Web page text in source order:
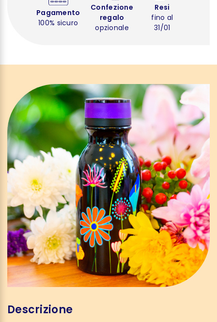
Pagamento
100% sicuro
Confezione
regalo
opzionale
Resi
fino al
31/01
Descrizione